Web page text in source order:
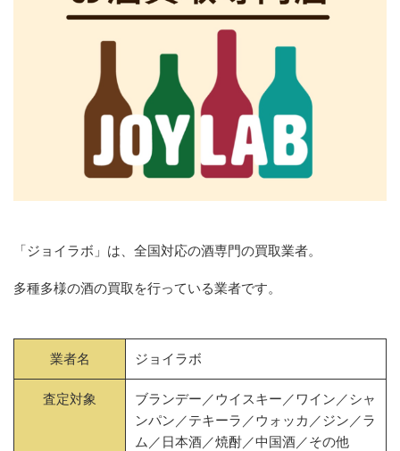
「ジョイラボ」は、全国対応の酒専門の買取業者。
多種多様の酒の買取を行っている業者です。
業者名 ジョイラボ
査定対象
ブランデー／ウイスキー／ワイン／シャ
ンパン／テキーラ／ウォッカ／ジン／ラ
ム／日本酒／焼酎／中国酒／その他